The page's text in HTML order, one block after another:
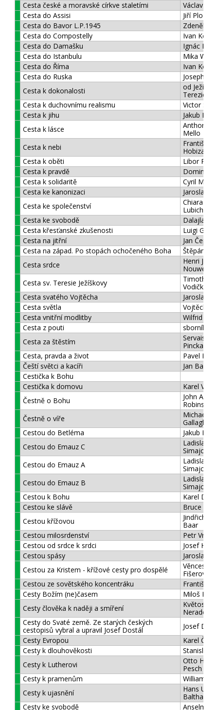
Cesta české a moravské církve staletími
Václav
Cesta do Assisi
Jiří Plocek
Cesta do Bavor L.P.1945
Zdeněk
Cesta do Compostelly
Ivan
Cesta do Damašku
Ignác Lepp
Cesta do Istanbulu
Mika
Cesta do Říma
Ivan
Cesta do Ruska
Joseph
Cesta k dokonalosti
od Ježíše
Terezie sv.
Cesta k duchovnímu realismu
Victor Sion
Cesta k jihu
Jakub
Cesta k lásce
Anthony
Mello
Cesta k nebi
František
Hobizal
Cesta k oběti
Libor
Cesta k pravdě
Dominik
Cesta k solidaritě
Cyril
Cesta ke kanonizaci
Jaroslav
Cesta ke společenství
Chiara
Lubichová
Cesta ke svobodě
Dalajlama
Cesta křesťanské zkušenosti
Luigi
Cesta na jitřní
Jan Čep
Cesta na západ. Po stopách ochočeného Boha
Štěpán
Cesta srdce
Henri J.M.
Nouwen
Cesta sv. Teresie Ježíškovy
Timotheus
Vodička
Cesta svatého Vojtěcha
Jaroslav
Cesta světla
Vojtěch
Cesta vnitřní modlitby
Wilfrid
Cesta z pouti
sborník
Cesta za štěstím
Servais
Pinckaers
Cesta, pravda a život
Pavel
Čeští světci a kacíři
Jan Bauer
Cestička k Bohu
Cestička k domovu
Karel
Čestně o Bohu
John A.T.
Robinson
Čestně o víře
Michael
Gallagher
Cestou do Betléma
Jakub
Cestou do Emauz C
Ladislav
Simajchl
Cestou do Emauz A
Ladislav
Simajchl
Cestou do Emauz B
Ladislav
Simajchl
Cestou k Bohu
Karel
Cestou ke slávě
Bruce
Cestou křížovou
Jindřich
Baar
Cestou milosrdenství
Petr
Cestou od srdce k srdci
Josef
Cestou spásy
Jaroslav
Cestou za Kristem - křížové cesty pro dospělé
Věnceslava
Fišerová
Cestou ze sovětského koncentráku
František
Cesty Božím (ne)časem
Miloš
Cesty člověka k naději a smíření
Květoslava
Neradová
Cesty do Svaté země. Ze starých českých
cestopisů vybral a upravil Josef Dostál
Josef
Cesty Evropou
Karel
Cesty k dlouhověkosti
Stanislav
Cesty k Lutherovi
Otto
Pesch
Cesty k pramenům
William
Cesty k ujasnění
Hans Urs
Balthasar
Cesty ke svobodě
Anselm